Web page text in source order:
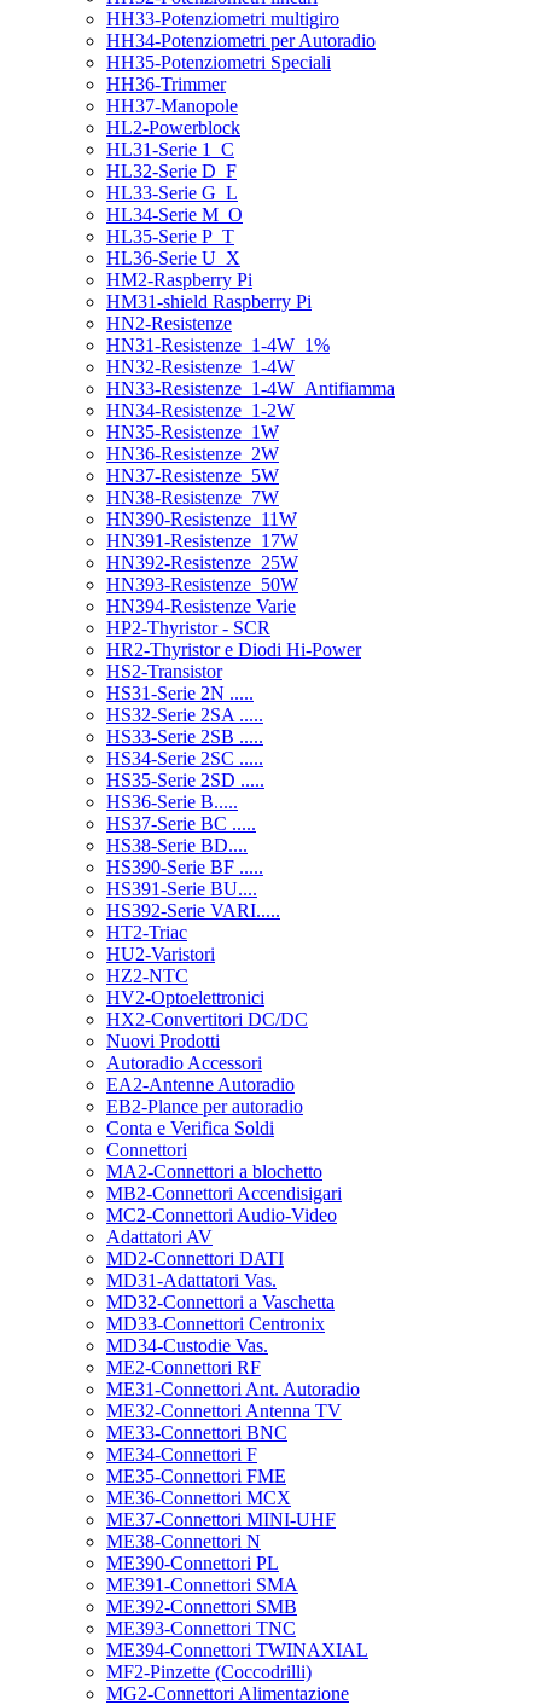
HH33-Potenziometri multigiro
HH34-Potenziometri per Autoradio
HH35-Potenziometri Speciali
HH36-Trimmer
HH37-Manopole
HL2-Powerblock
HL31-Serie 1_C
HL32-Serie D_F
HL33-Serie G_L
HL34-Serie M_O
HL35-Serie P_T
HL36-Serie U_X
HM2-Raspberry Pi
HM31-shield Raspberry Pi
HN2-Resistenze
HN31-Resistenze_1-4W_1%
HN32-Resistenze_1-4W
HN33-Resistenze_1-4W_Antifiamma
HN34-Resistenze_1-2W
HN35-Resistenze_1W
HN36-Resistenze_2W
HN37-Resistenze_5W
HN38-Resistenze_7W
HN390-Resistenze_11W
HN391-Resistenze_17W
HN392-Resistenze_25W
HN393-Resistenze_50W
HN394-Resistenze Varie
HP2-Thyristor - SCR
HR2-Thyristor e Diodi Hi-Power
HS2-Transistor
HS31-Serie 2N .....
HS32-Serie 2SA .....
HS33-Serie 2SB .....
HS34-Serie 2SC .....
HS35-Serie 2SD .....
HS36-Serie B.....
HS37-Serie BC .....
HS38-Serie BD....
HS390-Serie BF .....
HS391-Serie BU....
HS392-Serie VARI.....
HT2-Triac
HU2-Varistori
HZ2-NTC
HV2-Optoelettronici
HX2-Convertitori DC/DC
Nuovi Prodotti
Autoradio Accessori
EA2-Antenne Autoradio
EB2-Plance per autoradio
Conta e Verifica Soldi
Connettori
MA2-Connettori a blochetto
MB2-Connettori Accendisigari
MC2-Connettori Audio-Video
Adattatori AV
MD2-Connettori DATI
MD31-Adattatori Vas.
MD32-Connettori a Vaschetta
MD33-Connettori Centronix
MD34-Custodie Vas.
ME2-Connettori RF
ME31-Connettori Ant. Autoradio
ME32-Connettori Antenna TV
ME33-Connettori BNC
ME34-Connettori F
ME35-Connettori FME
ME36-Connettori MCX
ME37-Connettori MINI-UHF
ME38-Connettori N
ME390-Connettori PL
ME391-Connettori SMA
ME392-Connettori SMB
ME393-Connettori TNC
ME394-Connettori TWINAXIAL
MF2-Pinzette (Coccodrilli)
MG2-Connettori Alimentazione